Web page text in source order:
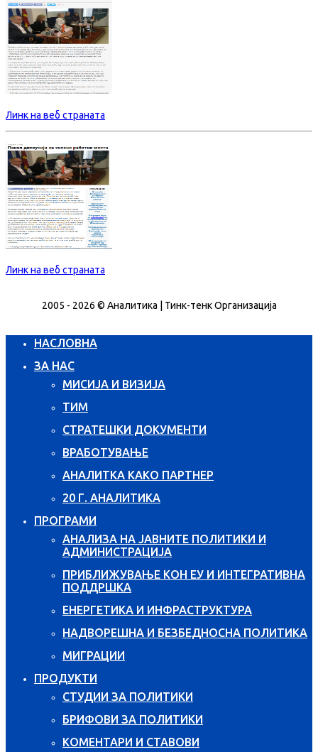
Линк на веб страната
Линк на веб страната
2005 - 2026 © Аналитика | Тинк-тенк Организација
НАСЛОВНА
ЗА НАС
МИСИЈА И ВИЗИЈА
ТИМ
СТРАТЕШКИ ДОКУМЕНТИ
ВРАБОТУВАЊЕ
АНАЛИТКА КАКО ПАРТНЕР
20 Г. АНАЛИТИКА
ПРОГРАМИ
АНАЛИЗА НА ЈАВНИТЕ ПОЛИТИКИ И
АДМИНИСТРАЦИЈА
ПРИБЛИЖУВАЊЕ КОН ЕУ И ИНТЕГРАТИВНА
ПОДДРШКА
ЕНЕРГЕТИКА И ИНФРАСТРУКТУРА
НАДВОРЕШНА И БЕЗБЕДНОСНА ПОЛИТИКА
МИГРАЦИИ
ПРОДУКТИ
СТУДИИ ЗА ПОЛИТИКИ
БРИФОВИ ЗА ПОЛИТИКИ
КОМЕНТАРИ И СТАВОВИ